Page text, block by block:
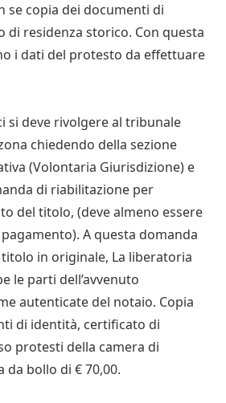
se copia dei documenti di
di residenza storico. Con questa
i dati del protesto da effettuare
si deve rivolgere al tribunale
chiedendo della sezione
(Volontaria Giurisdizione) e
di riabilitazione per
del titolo, (deve almeno essere
A questa domanda
in originale, La liberatoria
le parti dell’avvenuto
autenticate del notaio. Copia
di identità, certificato di
protesti della camera di
da bollo di € 70,00.